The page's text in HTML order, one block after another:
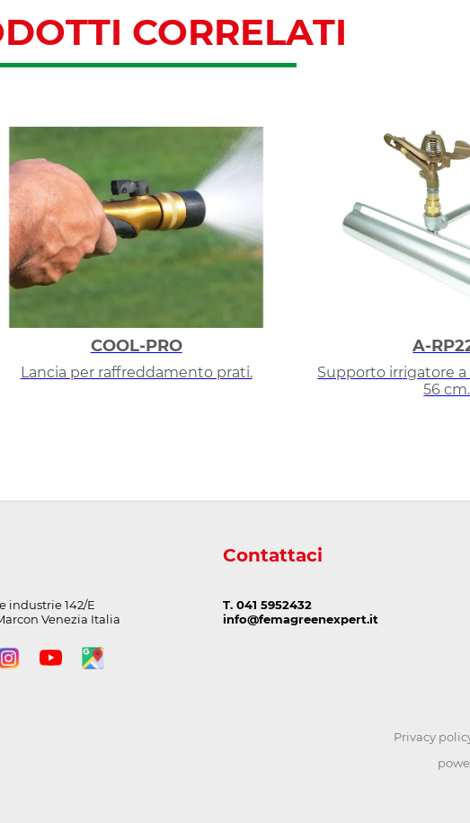
CORRELATI
COOL-PRO
Lancia per raffreddamento prati.
A-
Supporto irrigatore a
56 cm.
industrie 142/E
Venezia Italia
Contattaci
T. 041 5952432
info@femagreenexpert.it
Privacy